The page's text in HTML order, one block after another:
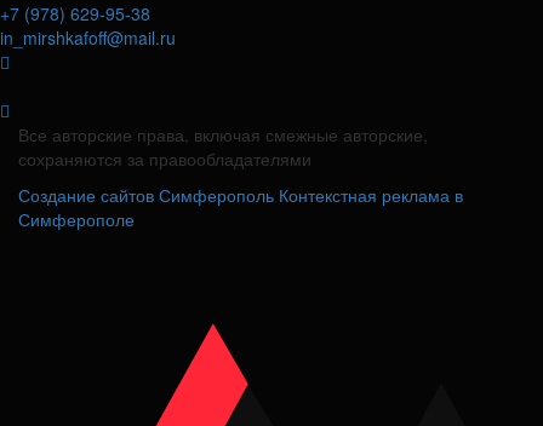
+7 (978) 629-95-38
in_mirshkafoff@mail.ru
Все авторские права, включая смежные авторские,
сохраняются за правообладателями
Создание сайтов Симферополь Контекстная реклама в
Симферополе